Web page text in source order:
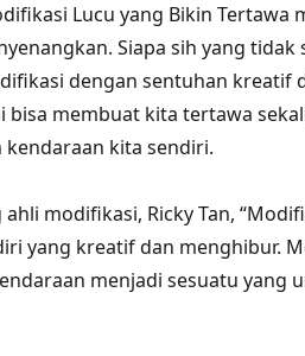
Lucu yang Bikin Tertawa
Siapa sih yang
dengan sentuhan kreatif
bisa membuat kita tertawa
kita sendiri.
modifikasi, Ricky Tan,
yang kreatif dan menghibur.
menjadi sesuatu yang